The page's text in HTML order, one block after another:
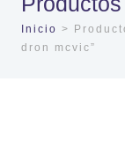
Inicio >
dron mcvic”